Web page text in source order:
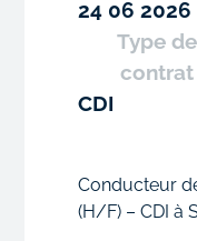
24 06 2026
Type de
contrat
CDI
Conducteur
(H/F) – CDI à